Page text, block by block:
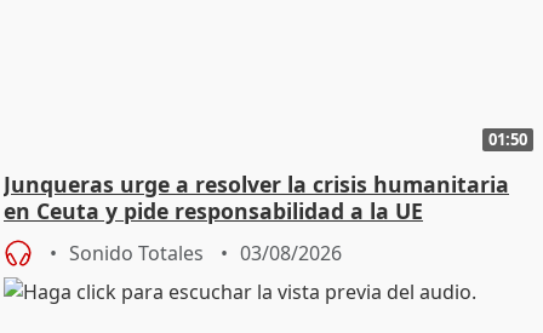
01:50
Junqueras urge a resolver la crisis humanitaria
en Ceuta y pide responsabilidad a la UE
Sonido Totales 03/08/2026